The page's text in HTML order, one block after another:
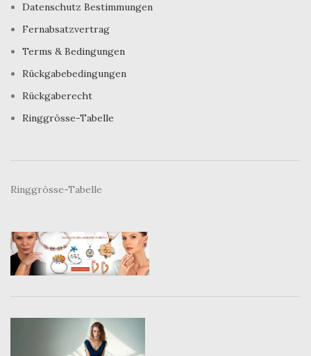
Datenschutz Bestimmungen
Fernabsatzvertrag
Terms & Bedingungen
Rückgabebedingungen
Rückgaberecht
Ringgrösse-Tabelle
Ringgrösse-Tabelle